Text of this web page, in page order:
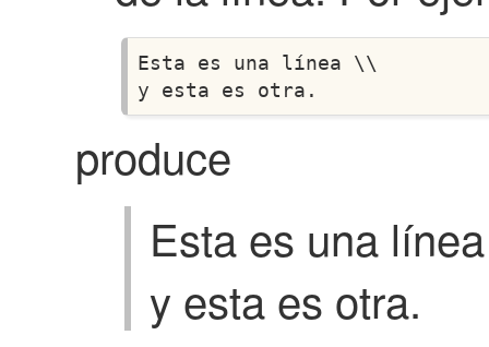
Esta es una línea \\
produce
Esta es una línea
y esta es otra.